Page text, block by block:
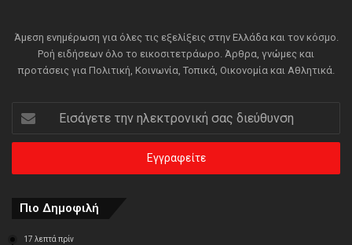
Άμεση ενημέρωση για όλες τις εξελίξεις στην Ελλάδα και τον κόσμο.
Ροή ειδήσεων όλο το εικοσιτετράωρο. Άρθρα, γνώμες και
προτάσεις για Πολιτική, Κοινωνία, Τοπικά, Οικονομία και Αθλητικά.
Εισάγετε
την
ηλεκτρονική
διεύθυνση
Πιο Δημοφιλή
17 λεπτά πρίν